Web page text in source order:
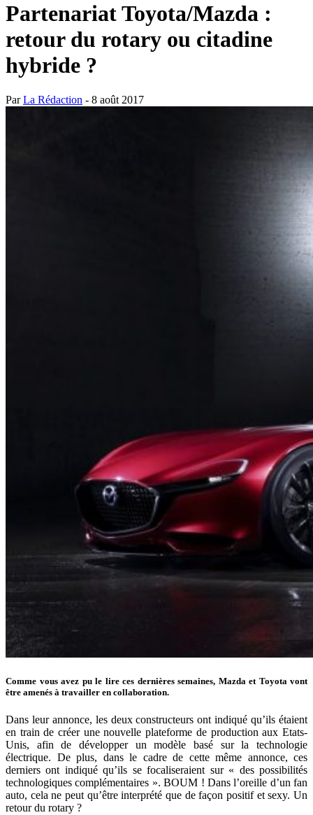
Partenariat Toyota/Mazda :
retour du rotary ou citadine
hybride ?
ParLa Rédaction - 8 août 2017
Comme vous avez pu le lire ces dernières semaines, Mazda et Toyota vont
être amenés à travailler en collaboration.
Dans leur annonce, les deux constructeurs ont indiqué qu’ils étaient
en train de créer une nouvelle plateforme de production aux Etats-
Unis, afin de développer un modèle basé sur la technologie
électrique. De plus, dans le cadre de cette même annonce, ces
derniers ont indiqué qu’ils se focaliseraient sur « des possibilités
technologiques complémentaires ». BOUM ! Dans l’oreille d’un fan
auto, cela ne peut qu’être interprété que de façon positif et sexy. Un
retour du rotary ?